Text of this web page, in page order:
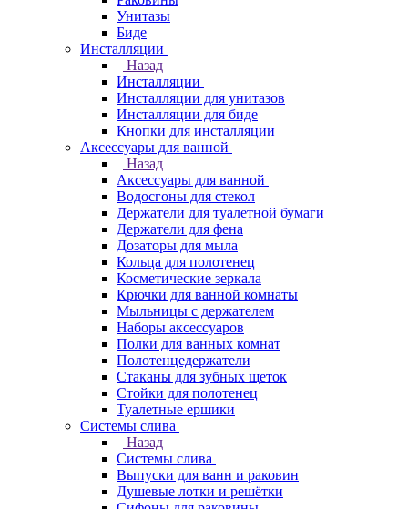
Унитазы
Биде
Инсталляции
Назад
Инсталляции
Инсталляции для унитазов
Инсталляции для биде
Кнопки для инсталляции
Аксессуары для ванной
Назад
Аксессуары для ванной
Водосгоны для стекол
Держатели для туалетной бумаги
Держатели для фена
Дозаторы для мыла
Кольца для полотенец
Косметические зеркала
Крючки для ванной комнаты
Мыльницы с держателем
Наборы аксессуаров
Полки для ванных комнат
Полотенцедержатели
Стаканы для зубных щеток
Стойки для полотенец
Туалетные ершики
Системы слива
Назад
Системы слива
Выпуски для ванн и раковин
Душевые лотки и решётки